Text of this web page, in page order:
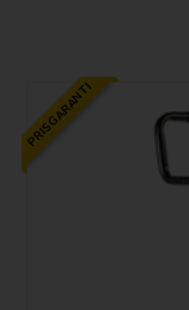
PRISGARANTI